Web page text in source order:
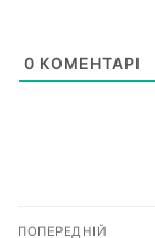
0 КОМЕНТАРІ
Навігація
ПОПЕРЕДНІЙ